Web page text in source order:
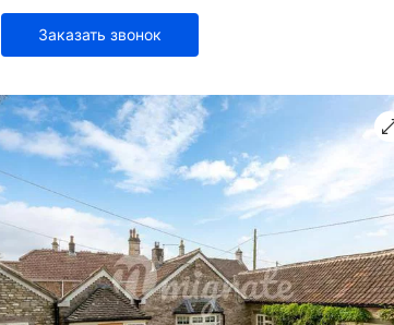
Заказать звонок